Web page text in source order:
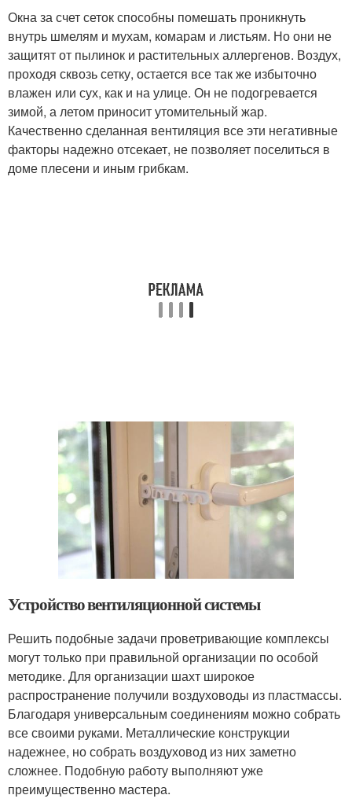
Окна за счет сеток способны помешать проникнуть
внутрь шмелям и мухам, комарам и листьям. Но они не
защитят от пылинок и растительных аллергенов. Воздух,
проходя сквозь сетку, остается все так же избыточно
влажен или сух, как и на улице. Он не подогревается
зимой, а летом приносит утомительный жар.
Качественно сделанная вентиляция все эти негативные
факторы надежно отсекает, не позволяет поселиться в
доме плесени и иным грибкам.
Устройство вентиляционной системы
Решить подобные задачи проветривающие комплексы
могут только при правильной организации по особой
методике. Для организации шахт широкое
распространение получили воздуховоды из пластмассы.
Благодаря универсальным соединениям можно собрать
все своими руками. Металлические конструкции
надежнее, но собрать воздуховод из них заметно
сложнее. Подобную работу выполняют уже
преимущественно мастера.